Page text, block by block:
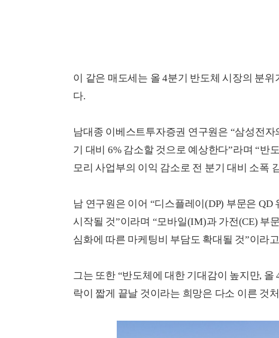
이 같은 매도세는 올 4분기 반도체 시장의 분
다.
남대종 이베스트투자증권 연구원은 “삼성전
기 대비 6% 감소할 것으로 예상한다”라며 “반
모리 사업부의 이익 감소로 전 분기 대비 소폭
남 연구원은 이어 “디스플레이(DP) 부문은
시작될 것”이라며 “모바일(IM)과 가전(CE) 부
심화에 따른 마케팅비 부담도 확대될 것”이라
그는 또한 “반도체에 대한 기대감이 높지만,
락이 짧게 끝날 것이라는 희망은 다소 이른 것